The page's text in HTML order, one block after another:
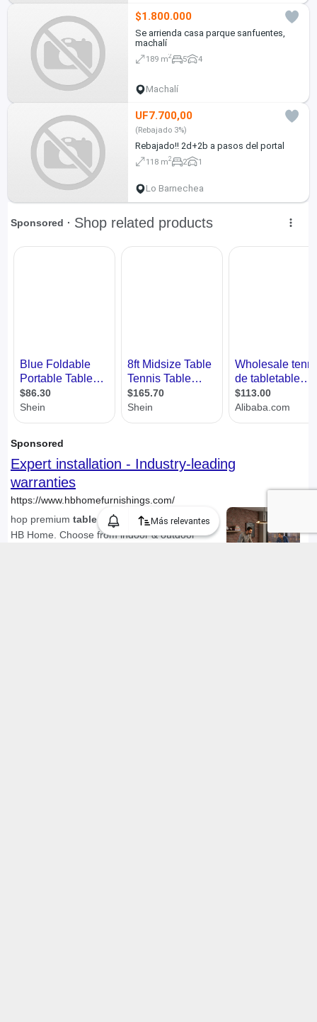
Más relevantes
$1.800.000
Se arrienda casa parque sanfuentes,
machalí
189 m2 5 4
Machalí
UF7.700,00
(Rebajado 3%)
Rebajado!! 2d+2b a pasos del portal
118 m2 2 1
Lo Barnechea